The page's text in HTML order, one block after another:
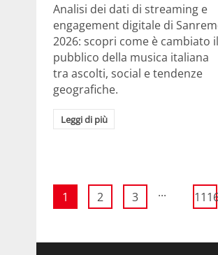
Analisi dei dati di streaming e
engagement digitale di
2026: scopri come è cambiato il
pubblico della musica italiana
tra ascolti, social e tendenze
geografiche.
Leggi di più
1 2 3 ...